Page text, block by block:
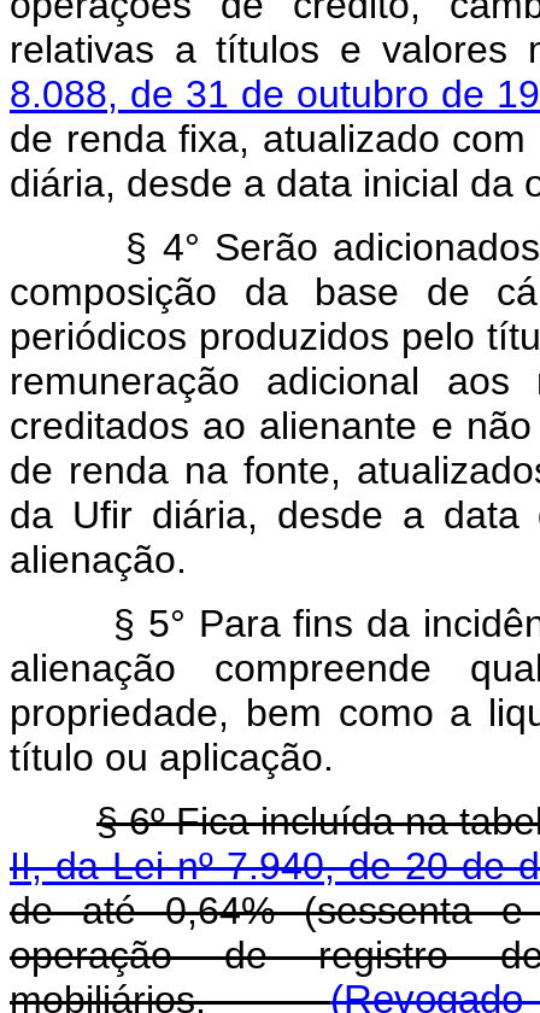
relativas a títulos e valores
8.088, de 31 de outubro de
de renda fixa, atualizado
diária, desde a data inicial da
§ 4° Serão
composição da base de
periódicos produzidos pelo
remuneração adicional
creditados ao alienante e
de renda na fonte,
da Ufir diária, desde a
alienação.
§ 5° Para fins da
alienação compreende
propriedade, bem como a
título ou aplicação.
§ 6º Fica incluída na
II, da Lei nº 7.940, de 20 de
de até 0,64% (sessenta
operação de registro
mobiliários.(Revogado